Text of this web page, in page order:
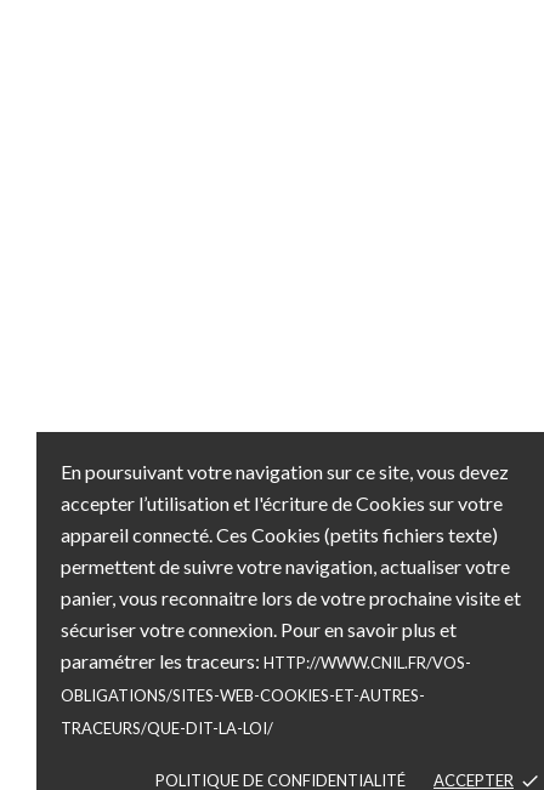
En poursuivant votre navigation sur ce site, vous devez
accepter l’utilisation et l'écriture de Cookies sur votre
appareil connecté. Ces Cookies (petits fichiers texte)
permettent de suivre votre navigation, actualiser votre
panier, vous reconnaitre lors de votre prochaine visite et
sécuriser votre connexion. Pour en savoir plus et
paramétrer les traceurs: HTTP://WWW.CNIL.FR/VOS-
OBLIGATIONS/SITES-WEB-COOKIES-ET-AUTRES-
TRACEURS/QUE-DIT-LA-LOI/
POLITIQUE DE CONFIDENTIALITÉ ACCEPTER done